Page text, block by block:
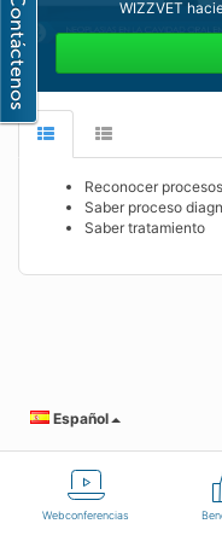
Webconferencias
WIZZVET
Reconocer
Saber proceso
Saber tratamiento
Español